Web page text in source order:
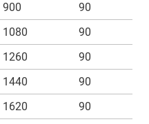
900
90
1080
90
1260
90
1440
90
1620
90